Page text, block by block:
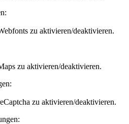
zu aktivieren/deaktivieren.
zu aktivieren/deaktivieren.
zu aktivieren/deaktivieren.